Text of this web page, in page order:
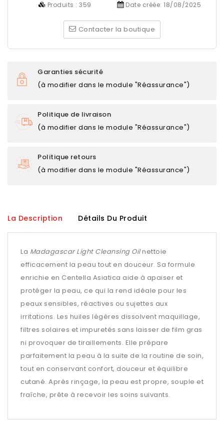
Produits :359 Date créée:18/08/2025
Contacter la boutique
Garanties sécurité
(à modifier dans le module "Réassurance")
Politique de livraison
(à modifier dans le module "Réassurance")
Politique retours
(à modifier dans le module "Réassurance")
La Description Détails Du Produit
La Madagascar Light Cleansing Oilnettoie
efficacement la peau tout en douceur. Sa formule
enrichie en Centella Asiatica aide à apaiser et
protéger la peau, ce qui la rend idéale pour les
peaux sensibles, réactives ou sujettes aux
irritations. Les huiles légères dissolvent maquillage,
filtres solaires et impuretés sans laisser de film gras
ni provoquer de tiraillements. Elle prépare
parfaitement la peau à la suite de la routine de soin,
tout en conservant confort, douceur et équilibre
cutané. Après rinçage, la peau est propre, souple et
fraîche, prête à recevoir les soins suivants.